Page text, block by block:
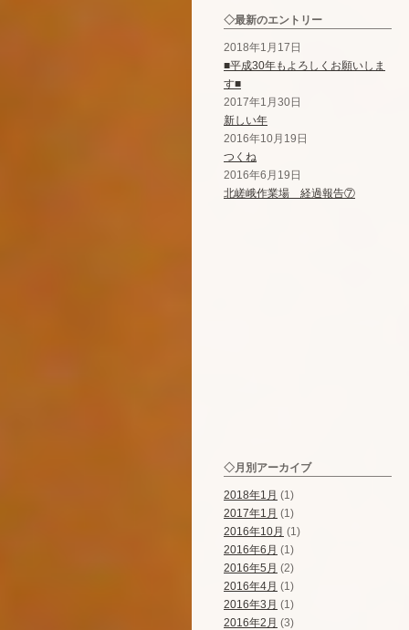
◇最新のエントリー
2018年1月17日
■平成30年もよろしくお願いしま
す■
2017年1月30日
新しい年
2016年10月19日
つくね
2016年6月19日
北嵯峨作業場 経過報告⑦
◇月別アーカイブ
2018年1月 (1)
2017年1月 (1)
2016年10月 (1)
2016年6月 (1)
2016年5月 (2)
2016年4月 (1)
2016年3月 (1)
2016年2月 (3)